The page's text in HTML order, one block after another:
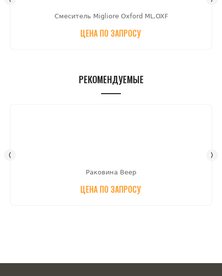
Смеситель Migliore Oxford ML.OXF
ЦЕНА ПО ЗАПРОСУ
РЕКОМЕНДУЕМЫЕ
Раковина Веер
ЦЕНА ПО ЗАПРОСУ